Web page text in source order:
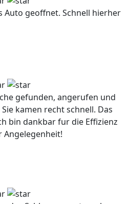
Auto geoffnet. Schnell hierher
gefunden, angerufen und
kamen recht schnell. Das
bin dankbar fur die Effizienz
Angelegenheit!